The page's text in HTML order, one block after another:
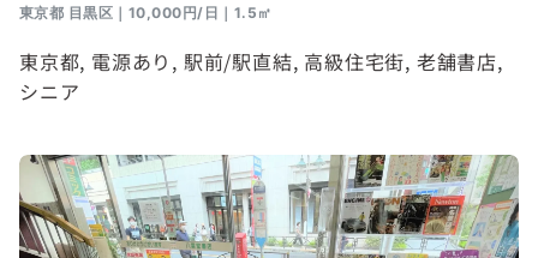
東京都 目黒区｜10,000円/日｜1.5㎡
東京都, 電源あり , 駅前/駅直結, 高級住宅街, 老舗書店
シニア